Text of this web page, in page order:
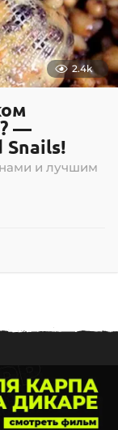
2.4k
—
Snails!
и лучшим